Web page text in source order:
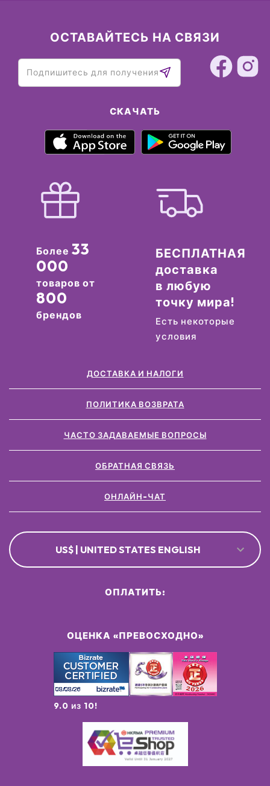
ОСТАВАЙТЕСЬ НА СВЯЗИ
СКАЧАТЬ
Более 33
000
товаров от
800
брендов
БЕСПЛАТНАЯ
доставка
в любую
точку мира!
Есть некоторые
условия
ДОСТАВКА И НАЛОГИ
ПОЛИТИКА ВОЗВРАТА
ЧАСТО ЗАДАВАЕМЫЕ ВОПРОСЫ
ОБРАТНАЯ СВЯЗЬ
ОНЛАЙН-ЧАТ
US$ | UNITED STATES ENGLISH
ОЦЕНКА «ПРЕВОСХОДНО»
9.0 из 10!
ОПЛАТИТЬ: